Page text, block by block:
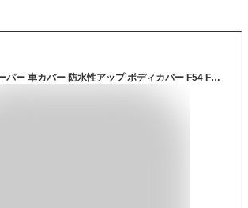
BMW MINI ミニクーパー 車カバー 防水性アップ ボディカバー F54 F55 F56 F60 F57 F60 R55 R56 R60専用 カーカバー 防水防塵防輻射紫外線雪対策 耐強風 mini クーパー アクセサリー BMW MINI 用 アクセサリー グッズ クーパー クーパーS クロスオーバー クラブマン カントリーマン用 (F56/R56専用)